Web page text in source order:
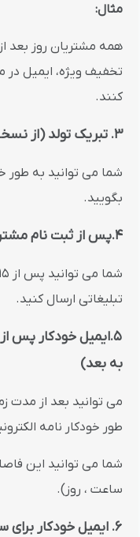
مثال:
همه مشتریان روز بعد
تخفیف ویژه، ایمیل
کنند.
3. تبریک تولد (از نسخه 3.80 به بعد)
شما می توانید به طور
بگویید.
4.پس از ثبت نام مشتری(از نسخه 3.90)
تبلیغاتی ارسال کنید.
به بعد)
می توانید بعد از
طور خودکار نامه
شما می توانید این
ساعت ، روز).
6. ایمیل خودکار